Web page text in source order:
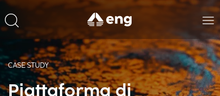
CASE STUDY
Piattaforma di